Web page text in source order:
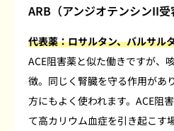
ARB（アンジオテンシンII受
代表薬：ロサルタン、バルサル
ACE阻害薬と似た働きですが、
徴。同じく腎臓を守る作用があ
方にもよく使われます。ACE阻
て高カリウム血症を引き起こす